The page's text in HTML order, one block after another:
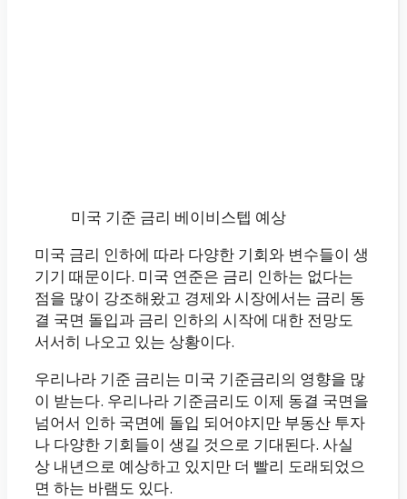
미국 기준 금리 베이비스텝 예상
미국 금리 인하에 따라 다양한 기회와 변수들이 생
기기 때문이다. 미국 연준은 금리 인하는 없다는
점을 많이 강조해왔고 경제와 시장에서는 금리 동
결 국면 돌입과 금리 인하의 시작에 대한 전망도
서서히 나오고 있는 상황이다.
우리나라 기준 금리는 미국 기준금리의 영향을 많
이 받는다. 우리나라 기준금리도 이제 동결 국면을
넘어서 인하 국면에 돌입 되어야지만 부동산 투자
나 다양한 기회들이 생길 것으로 기대된다. 사실
상 내년으로 예상하고 있지만 더 빨리 도래되었으
면 하는 바램도 있다.